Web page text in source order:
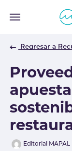
Regresar a
AuthorEditorial MAPAL